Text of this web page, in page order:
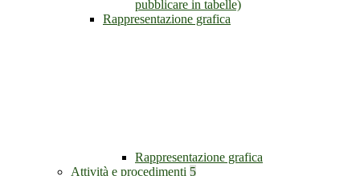
pubblicare in tabelle)
Rappresentazione grafica
Rappresentazione grafica
Attività e procedimenti 5